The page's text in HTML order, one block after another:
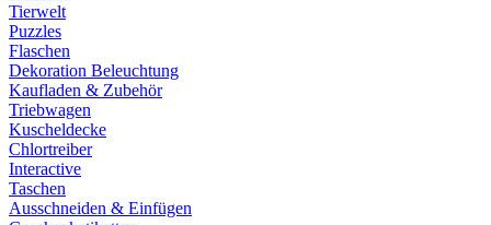
Tierwelt
Puzzles
Flaschen
Dekoration Beleuchtung
Kaufladen & Zubehör
Triebwagen
Kuscheldecke
Chlortreiber
Interactive
Taschen
Ausschneiden & Einfügen